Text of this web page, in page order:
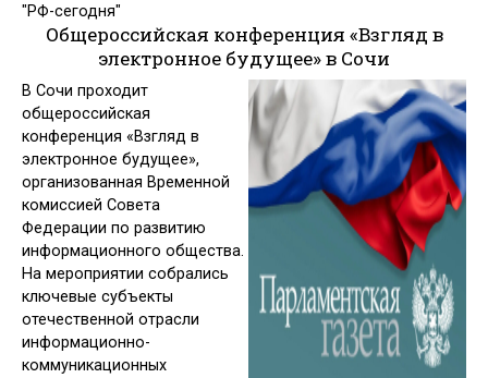
"РФ-сегодня"
Общероссийская конференция «Взгляд в
электронное будущее» в Сочи
В Сочи проходит
общероссийская
конференция «Взгляд в
электронное будущее»,
организованная Временной
комиссией Совета
Федерации по развитию
информационного общества.
На мероприятии собрались
ключевые субъекты
отечественной отрасли
информационно-
коммуникационных